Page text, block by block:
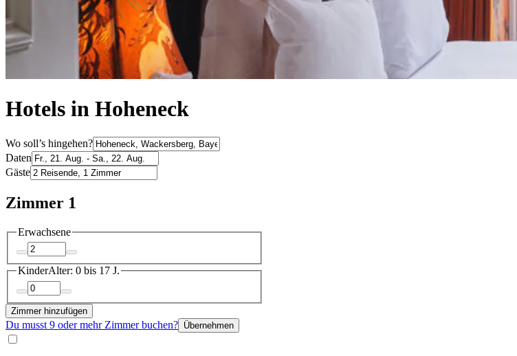
Hotels in Hoheneck
Wo soll’s hingehen?
Daten
Gäste
Zimmer 1
Erwachsene
KinderAlter: 0 bis 17 J.
Zimmer hinzufügen
Du musst 9 oder mehr Zimmer buchen? Übernehmen